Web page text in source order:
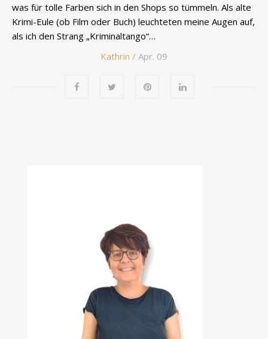
was für tolle Farben sich in den Shops so tümmeln. Als alte
Krimi-Eule (ob Film oder Buch) leuchteten meine Augen auf,
als ich den Strang „Kriminaltango“…
Kathrin / Apr. 09